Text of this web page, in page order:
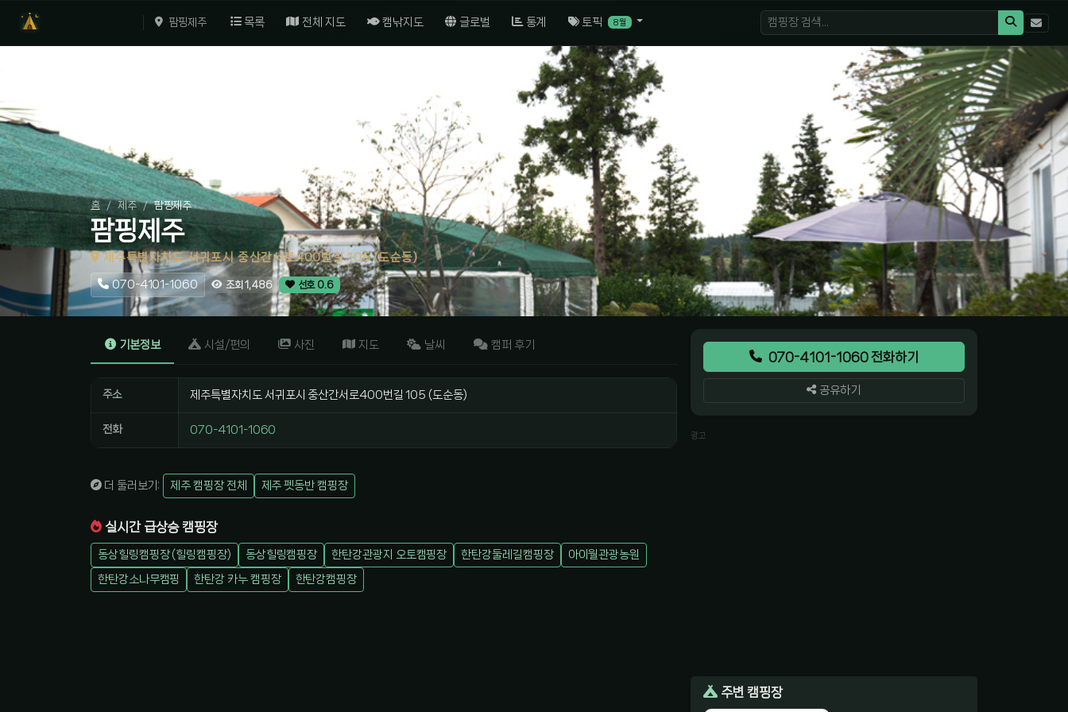
팜핑제주 목록 전체 지도 캠낚지도 글로벌 통계 토픽 8월
홈 제주 팜핑제주
팜핑제주
제주특별자치도 서귀포시 중산간서로400번길 105 (도순동)
070-4101-1060 조회 1,486 선호 0.6
기본정보 시설/편의 사진 지도 날씨 캠퍼 후기
주소 제주특별자치도 서귀포시 중산간서로400번길 105 (도순동)
전화 070-4101-1060
더 둘러보기: 제주 캠핑장 전체 제주 펫동반 캠핑장
실시간 급상승 캠핑장
동상힐링캠핑장 (힐링캠핑장) 동상힐링캠핑장 한탄강관광지 오토캠핑장 한탄강둘레길캠핑장
아이월관광농원
한탄강소나무캠핑
한탄강 카누 캠핑장 한탄강캠핑장
070-4101-1060 전화하기
공유하기
광고
주변 캠핑장